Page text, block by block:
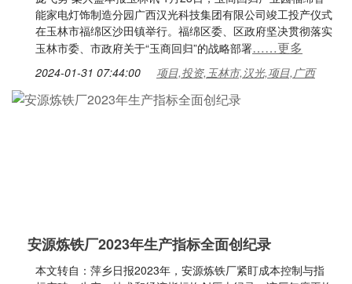
能家电灯饰制造分园广西汉光科技集团有限公司竣工投产仪式
在玉林市福绵区沙田镇举行。福绵区委、区政府坚决贯彻落实
玉林市委、市政府关于“玉商回归”的战略部署……更多
2024-01-31 07:44:00 项目,投资,玉林市,汉光,项目,广西
安源炼铁厂2023年生产指标全面创纪录
本文转自：萍乡日报2023年，安源炼铁厂紧盯成本控制与指